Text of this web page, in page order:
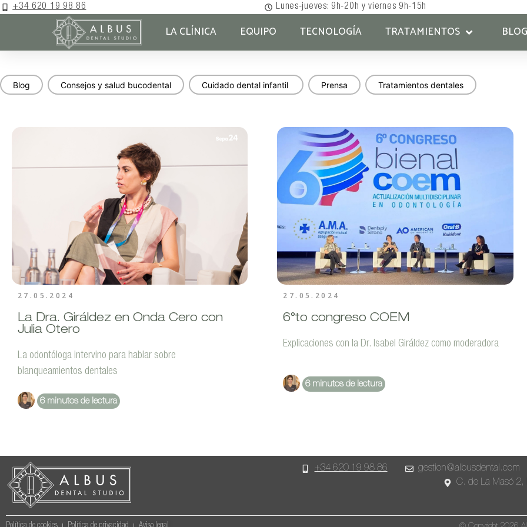
+34 620 19 98 86 Lunes-jueves: 9h-20h y viernes 9h-15h
LA CLÍNICA EQUIPO TECNOLOGÍA TRATAMIENTOS BLOG
Blog Consejos y salud bucodental Cuidado dental infantil Prensa Tratamientos dentales
27.05.2024
La Dra. Giráldez en Onda Cero con
Julia Otero
La odontóloga intervino para hablar sobre
blanqueamientos dentales
Dra. Isabel Giráldez
6 minutos de lectura
27.05.2024
6°to congreso COEM
Explicaciones con la Dr. Isabel Giráldez como moderadora
Dra. Isabel Giráldez
6 minutos de lectura
+34 620 19 98 86 gestion@albusdental.com
C. de La Masó 2,